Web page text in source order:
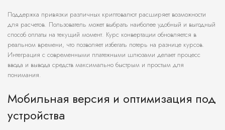
Поддержка привязки различных криптовалют расширяет возможности
для расчетов. Пользователь может выбрать наиболее удобный и выгодный
способ оплаты на текущий момент. Курс конвертации обновляется в
реальном времени, что позволяет избегать потерь на разнице курсов.
Интеграция с современными платежными шлюзами делает процесс
ввода и вывода средств максимально быстрым и простым для
понимания.
Мобильная версия и оптимизация под
устройства